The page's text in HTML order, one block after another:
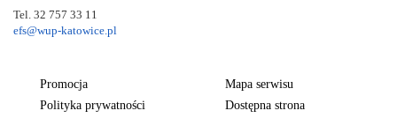
Tel. 32 757 33 11
efs@wup-katowice.pl
Promocja
Mapa serwisu
Polityka prywatności
Dostępna strona